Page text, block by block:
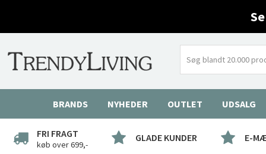
BRANDS NYHEDER OUTLET UDSALG
FRI FRAGT
køb over 699,-
GLADE KUNDER E-